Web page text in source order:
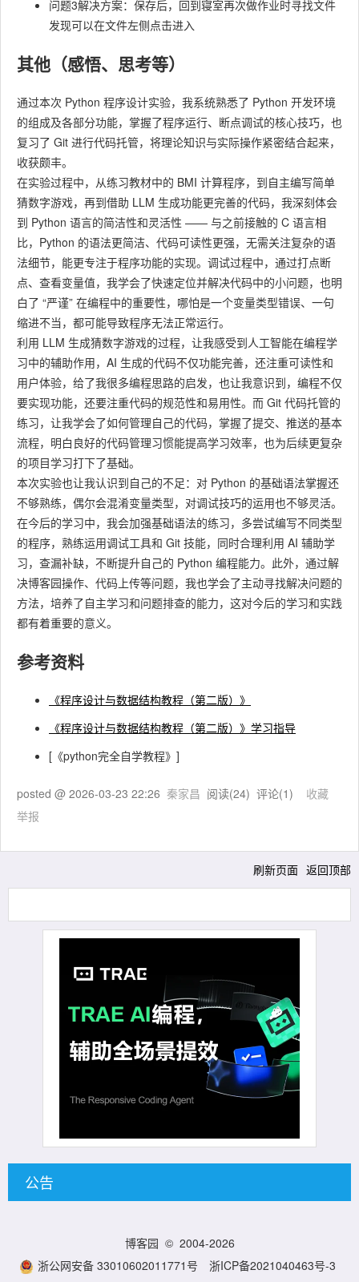
问题3解决方案：保存后，回到寝室再次做作业时寻找文件
发现可以在文件左侧点击进入
其他（感悟、思考等）
通过本次 Python 程序设计实验，我系统熟悉了 Python 开发环境
的组成及各部分功能，掌握了程序运行、断点调试的核心技巧，也
复习了 Git 进行代码托管，将理论知识与实际操作紧密结合起来，
收获颇丰。
在实验过程中，从练习教材中的 BMI 计算程序，到自主编写简单
猜数字游戏，再到借助 LLM 生成功能更完善的代码，我深刻体会
到 Python 语言的简洁性和灵活性 —— 与之前接触的 C 语言相
比，Python 的语法更简洁、代码可读性更强，无需关注复杂的语
法细节，能更专注于程序功能的实现。调试过程中，通过打点断
点、查看变量值，我学会了快速定位并解决代码中的小问题，也明
白了 “严谨” 在编程中的重要性，哪怕是一个变量类型错误、一句
缩进不当，都可能导致程序无法正常运行。
利用 LLM 生成猜数字游戏的过程，让我感受到人工智能在编程学
习中的辅助作用，AI 生成的代码不仅功能完善，还注重可读性和
用户体验，给了我很多编程思路的启发，也让我意识到，编程不仅
要实现功能，还要注重代码的规范性和易用性。而 Git 代码托管的
练习，让我学会了如何管理自己的代码，掌握了提交、推送的基本
流程，明白良好的代码管理习惯能提高学习效率，也为后续更复杂
的项目学习打下了基础。
本次实验也让我认识到自己的不足：对 Python 的基础语法掌握还
不够熟练，偶尔会混淆变量类型，对调试技巧的运用也不够灵活。
在今后的学习中，我会加强基础语法的练习，多尝试编写不同类型
的程序，熟练运用调试工具和 Git 技能，同时合理利用 AI 辅助学
习，查漏补缺，不断提升自己的 Python 编程能力。此外，通过解
决博客园操作、代码上传等问题，我也学会了主动寻找解决问题的
方法，培养了自主学习和问题排查的能力，这对今后的学习和实践
都有着重要的意义。
参考资料
《程序设计与数据结构教程（第二版）》
《程序设计与数据结构教程（第二版）》学习指导
[《python完全自学教程》]
posted @ 2026-03-23 22:26 秦家昌 阅读(24) 评论(1) 收藏
举报
刷新页面 返回顶部
公告
博客园 © 2004-2026
浙公网安备 33010602011771号
浙ICP备2021040463号-3